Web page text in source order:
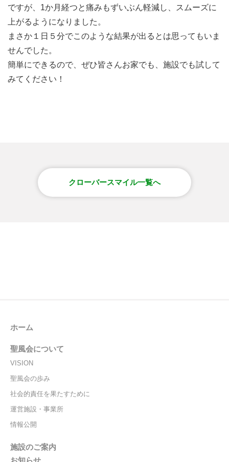
ですが、1か月経つと痛みもずいぶん軽減し、スムーズに
上がるようになりました。
まさか１日５分でこのような結果が出るとは思ってもいま
せんでした。
簡単にできるので、ぜひ皆さんお家でも、施設でも試して
みてください！
クローバースマイル一覧へ
ホーム
聖風会について
VISION
聖風会の歩み
社会的責任を果たすために
運営施設・事業所
情報公開
施設のご案内
お知らせ